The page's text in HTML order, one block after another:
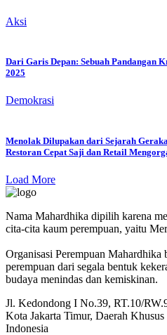
Aksi
Dari Garis Depan: Sebuah Pandangan
2025
Demokrasi
Menolak Dilupakan dari Sejarah
Restoran Cepat Saji dan Retail
Load More
Nama Mahardhika dipilih karena
cita-cita kaum perempuan, yaitu
Organisasi Perempuan Mahardhika
perempuan dari segala bentuk
budaya menindas dan kemiskinan.
Jl. Kedondong I No.39, RT.10/
Kota Jakarta Timur, Daerah
Indonesia